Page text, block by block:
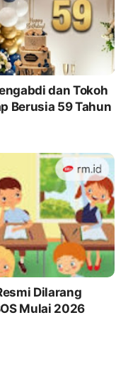
dan Tokoh
Berusia 59 Tahun
Dilarang
Mulai 2026